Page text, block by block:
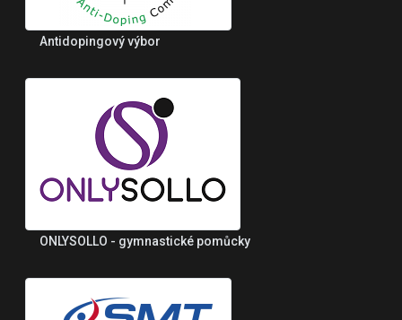
Antidopingový výbor
ONLYSOLLO - gymnastické pomůcky